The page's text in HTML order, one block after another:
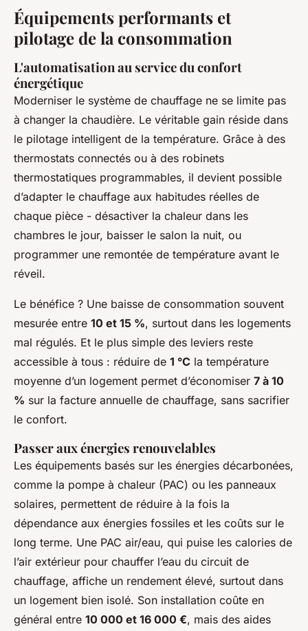
Équipements performants et
pilotage de la consommation
L'automatisation au service du confort
énergétique
Moderniser le système de chauffage ne se limite pas
à changer la chaudière. Le véritable gain réside dans
le pilotage intelligent de la température. Grâce à des
thermostats connectés ou à des robinets
thermostatiques programmables, il devient possible
d’adapter le chauffage aux habitudes réelles de
chaque pièce - désactiver la chaleur dans les
chambres le jour, baisser le salon la nuit, ou
programmer une remontée de température avant le
réveil.
Le bénéfice ? Une baisse de consommation souvent
mesurée entre 10 et 15 %, surtout dans les logements
mal régulés. Et le plus simple des leviers reste
accessible à tous : réduire de 1 °C la température
moyenne d’un logement permet d’économiser 7 à 10
% sur la facture annuelle de chauffage, sans sacrifier
le confort.
Passer aux énergies renouvelables
Les équipements basés sur les énergies décarbonées,
comme la pompe à chaleur (PAC) ou les panneaux
solaires, permettent de réduire à la fois la
dépendance aux énergies fossiles et les coûts sur le
long terme. Une PAC air/eau, qui puise les calories de
l’air extérieur pour chauffer l’eau du circuit de
chauffage, affiche un rendement élevé, surtout dans
un logement bien isolé. Son installation coûte en
général entre 10 000 et 16 000 €, mais des aides